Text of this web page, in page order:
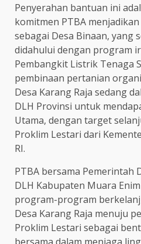
Penyerahan bantuan ini
komitmen PTBA
sebagai Desa Binaan, yang
didahului dengan program
Pembangkit Listrik Tenaga
pembinaan pertanian
Desa Karang Raja sedang
DLH Provinsi untuk
Utama, dengan target
Proklim Lestari dari
RI.
PTBA bersama Pemerintah
DLH Kabupaten Muara
program-program
Desa Karang Raja menuju
Proklim Lestari sebagai
bersama dalam menjaga